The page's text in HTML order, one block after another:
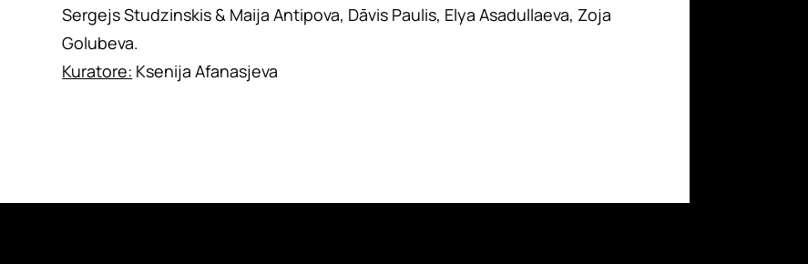
Sergejs Studzinskis & Maija Antipova, Dāvis Paulis, Elya Asadullaeva, Zoja
Golubeva.
Kuratore: Ksenija Afanasjeva